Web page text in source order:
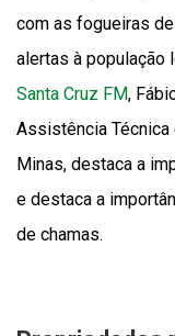
com as fogueiras
alertas à população
Santa Cruz FM,
Assistência Técnica
Minas, destaca a
e destaca a
de chamas.